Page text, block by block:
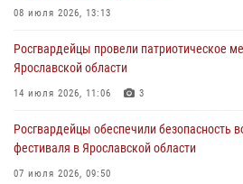
28 июля 2026, 14:56
Ярославские росгвардейцы за
более 250 выездов по сигналам «Тревога»
27 июля 2026, 08:59
Росгвардейцы обеспечили правопорядок
забега в Ярославле
27 июля 2026, 07:16
08 июля 2026, 13:13
Росгвардейцы провели патриотическое
Ярославской области
14 июля 2026, 11:06 3
Росгвардейцы обеспечили безопасность
фестиваля в Ярославской области
07 июля 2026, 09:50